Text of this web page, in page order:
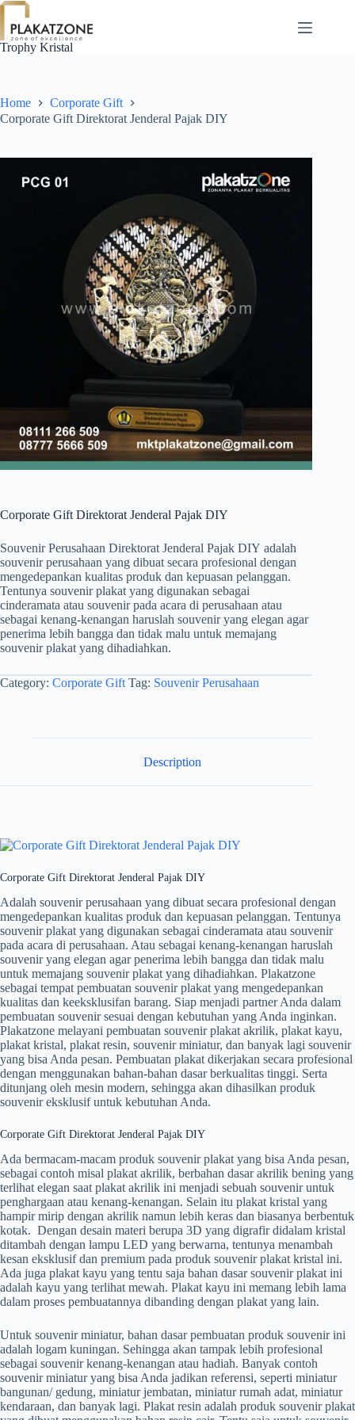
Skip
content
Trophy Kristal
Home
Corporate Gift
Corporate Gift Direktorat Jenderal Pajak DIY
Corporate Gift Direktorat Jenderal Pajak DIY
Souvenir Perusahaan Direktorat Jenderal Pajak DIY adalah
souvenir perusahaan yang dibuat secara profesional dengan
mengedepankan kualitas produk dan kepuasan pelanggan.
Tentunya souvenir plakat yang digunakan sebagai
cinderamata atau souvenir pada acara di perusahaan atau
sebagai kenang-kenangan haruslah souvenir yang elegan agar
penerima lebih bangga dan tidak malu untuk memajang
souvenir plakat yang dihadiahkan.
Category: Corporate Gift Tag: Souvenir Perusahaan
Description
Corporate Gift Direktorat Jenderal Pajak DIY
Adalah souvenir perusahaan yang dibuat secara profesional dengan
mengedepankan kualitas produk dan kepuasan pelanggan. Tentunya
souvenir plakat yang digunakan sebagai cinderamata atau souvenir
pada acara di perusahaan. Atau sebagai kenang-kenangan haruslah
souvenir yang elegan agar penerima lebih bangga dan tidak malu
untuk memajang souvenir plakat yang dihadiahkan. Plakatzone
sebagai tempat pembuatan souvenir plakat yang mengedepankan
kualitas dan keeksklusifan barang. Siap menjadi partner Anda dalam
pembuatan souvenir sesuai dengan kebutuhan yang Anda inginkan.
Plakatzone melayani pembuatan souvenir plakat akrilik, plakat kayu,
plakat kristal, plakat resin, souvenir miniatur, dan banyak lagi souvenir
yang bisa Anda pesan. Pembuatan plakat dikerjakan secara profesional
dengan menggunakan bahan-bahan dasar berkualitas tinggi. Serta
ditunjang oleh mesin modern, sehingga akan dihasilkan produk
souvenir eksklusif untuk kebutuhan Anda.
Corporate Gift Direktorat Jenderal Pajak DIY
Ada bermacam-macam produk souvenir plakat yang bisa Anda pesan,
sebagai contoh misal plakat akrilik, berbahan dasar akrilik bening yang
terlihat elegan saat plakat akrilik ini menjadi sebuah souvenir untuk
penghargaan atau kenang-kenangan. Selain itu plakat kristal yang
hampir mirip dengan akrilik namun lebih keras dan biasanya berbentuk
kotak. Dengan desain materi berupa 3D yang digrafir didalam kristal
ditambah dengan lampu LED yang berwarna, tentunya menambah
kesan eksklusif dan premium pada produk souvenir plakat kristal ini.
Ada juga plakat kayu yang tentu saja bahan dasar souvenir plakat ini
adalah kayu yang terlihat mewah. Plakat kayu ini memang lebih lama
dalam proses pembuatannya dibanding dengan plakat yang lain.
Untuk souvenir miniatur, bahan dasar pembuatan produk souvenir ini
adalah logam kuningan. Sehingga akan tampak lebih profesional
sebagai souvenir kenang-kenangan atau hadiah. Banyak contoh
souvenir miniatur yang bisa Anda jadikan referensi, seperti miniatur
bangunan/ gedung, miniatur jembatan, miniatur rumah adat, miniatur
kendaraan, dan banyak lagi. Plakat resin adalah produk souvenir plakat